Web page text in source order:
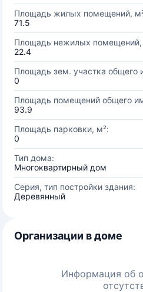
Площадь жилых помещений,
71.5
Площадь нежилых помещений,
22.4
Площадь зем. участка общего
0
Площадь помещений общего
93.9
Площадь парковки, м²:
0
Тип дома:
Многоквартирный дом
Серия, тип постройки здания:
Деревянный
Организации в доме
Информация об